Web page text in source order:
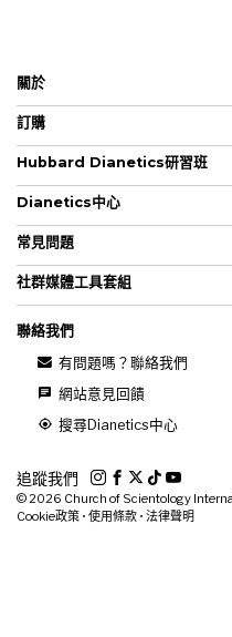
關於
訂購
Hubbard Dianetics研習班
Dianetics中心
常見問題
社群媒體工具套組
聯絡我們
有問題嗎？聯絡我們
網站意見回饋
搜尋Dianetics中心
追蹤我們
© 2026 Church of Scientology
Cookie政策 • 使用條款 • 法律聲明